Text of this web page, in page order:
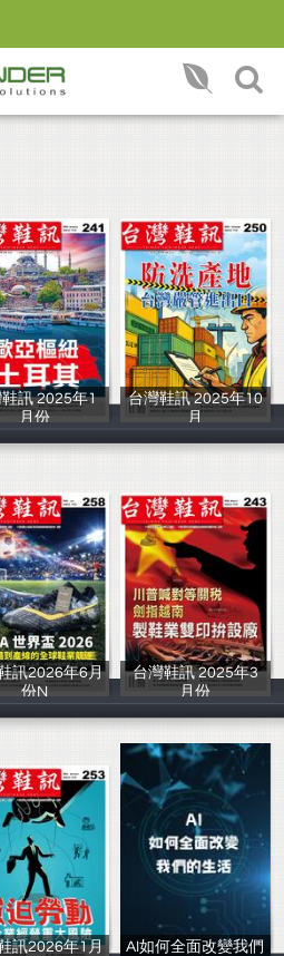
訊 2025年1
月份
IBU出版社
台灣鞋訊 2025年10
月
IBU出版社
訊2026年6月
份N
iBU出版社
台灣鞋訊 2025年3
月份
IBU出版社
訊2026年1月
AI如何全面改變我們